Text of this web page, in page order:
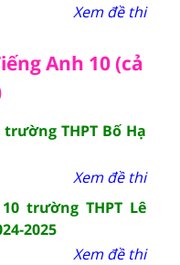
Xem đề thi
Anh 10 (cả
THPT Bố Hạ
Xem đề thi
trường THPT Lê
2025
Xem đề thi